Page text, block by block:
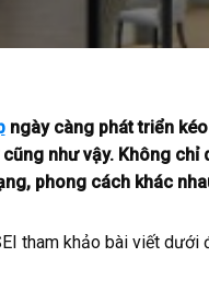
ngày càng phát triển
như vậy. Không
phong cách khác
tham khảo bài viết